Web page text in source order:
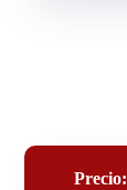
Precio: